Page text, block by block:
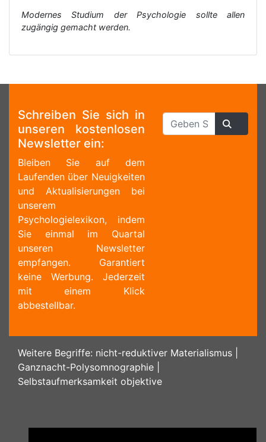
Modernes Studium der Psychologie sollte allen
zugängig gemacht werden.
Schreiben Sie sich in
unseren kostenlosen
Newsletter ein:
Bleiben Sie auf dem
Laufenden über Neuigkeiten
und Aktualisierungen bei
unserem
Psychologielexikon, indem
Sie einmal im Quartal
unseren Newsletter
empfangen. Garantiert
keine Werbung. Jederzeit
mit einem Klick
abbestellbar.
Weitere Begriffe: nicht-reduktiver Materialismus
Ganznacht-Polysomnographie
Selbstaufmerksamkeit objektive